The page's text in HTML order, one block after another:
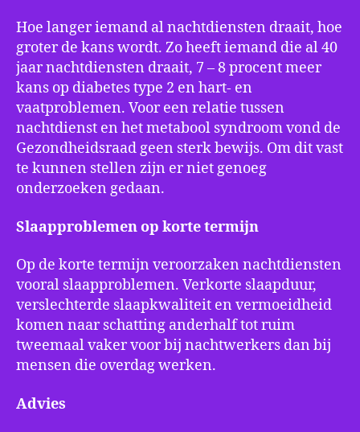
Hoe langer iemand al nachtdiensten draait, hoe
groter de kans wordt. Zo heeft iemand die al 40
jaar nachtdiensten draait, 7 – 8 procent meer
kans op diabetes type 2 en hart- en
vaatproblemen. Voor een relatie tussen
nachtdienst en het metabool syndroom vond de
Gezondheidsraad geen sterk bewijs. Om dit vast
te kunnen stellen zijn er niet genoeg
onderzoeken gedaan.
Slaapproblemen op korte termijn
Op de korte termijn veroorzaken nachtdiensten
vooral slaapproblemen. Verkorte slaapduur,
verslechterde slaapkwaliteit en vermoeidheid
komen naar schatting anderhalf tot ruim
tweemaal vaker voor bij nachtwerkers dan bij
mensen die overdag werken.
Advies